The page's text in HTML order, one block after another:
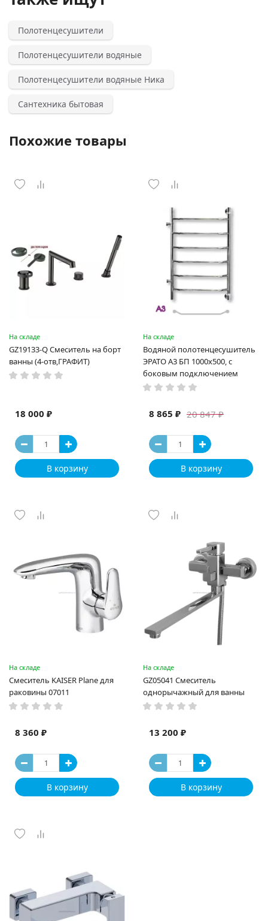
Полотенцесушители
Полотенцесушители водяные
Полотенцесушители водяные Ника
Сантехника бытовая
Похожие товары
На складе
GZ19133-Q Смеситель на борт
ванны (4-отв,ГРАФИТ)
18 000 ₽
В корзину
На складе
Водяной полотенцесушитель
ЭРАТО А3 БП 1000x500, с
боковым подключением
20 847 ₽
8 865 ₽
В корзину
На складе
Смеситель KAISER Plane для
раковины 07011
8 360 ₽
В корзину
На складе
GZ05041 Смеситель
однорычажный для ванны
13 200 ₽
В корзину